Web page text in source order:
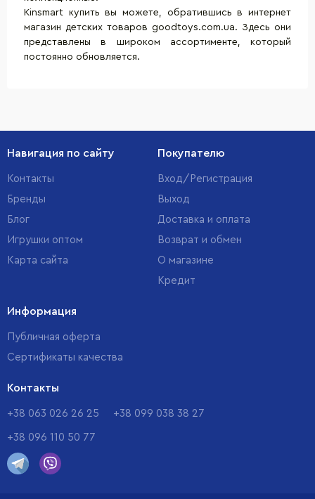
Kinsmart купить вы можете, обратившись в интернет
магазин детских товаров goodtoys.com.ua. Здесь они
представлены в широком ассортименте, который
постоянно обновляется.
Навигация по сайту
Контакты
Бренды
Блог
Игрушки оптом
Карта сайта
Покупателю
Вход/Регистрация
Выход
Доставка и оплата
Возврат и обмен
О магазине
Кредит
Информация
Публичная оферта
Сертификаты качества
Контакты
+38 063 026 26 25 +38 099 038 38 27
+38 096 110 50 77